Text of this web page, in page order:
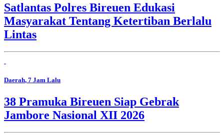
Satlantas Polres Bireuen Edukasi
Masyarakat Tentang Ketertiban Berlalu
Lintas
Daerah, 7 Jam Lalu
38 Pramuka Bireuen Siap Gebrak
Jambore Nasional XII 2026